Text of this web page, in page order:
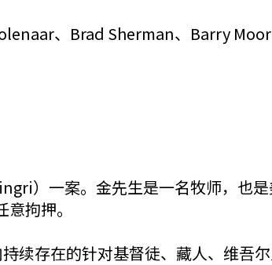
、Brad Sherman、Barry
）一案。金先生是一名牧师，也是
拘押。
续存在的针对基督徒、藏人、维吾